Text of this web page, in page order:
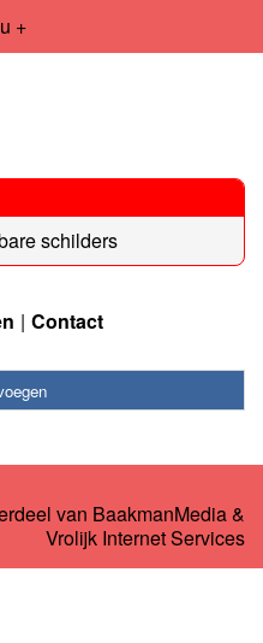
+
schilders
Contact
van BaakmanMedia&
Vrolijk Internet Services